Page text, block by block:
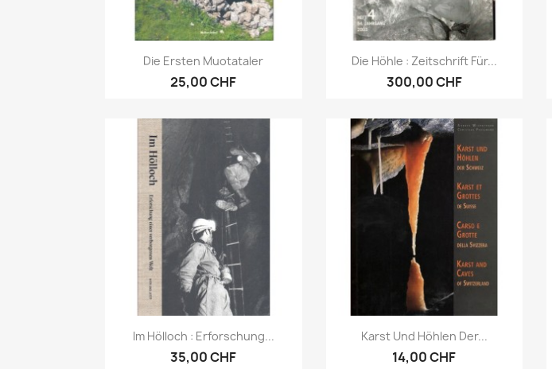
Anteprima
Die Ersten Muotataler
25,00 CHF
Anteprima
Die Höhle : Zeitschrift Für...
300,00 CHF
Anteprima
Im Hölloch : Erforschung...
35,00 CHF
Anteprima
Karst Und Höhlen Der...
14,00 CHF